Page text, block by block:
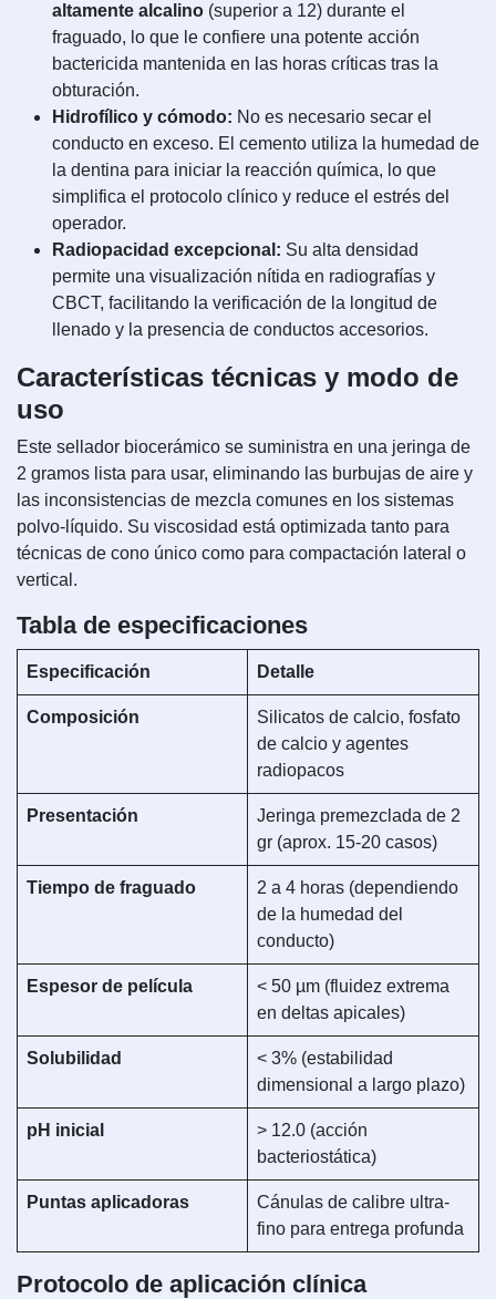
altamente alcalino (superior a 12) durante el
fraguado, lo que le confiere una potente acción
bactericida mantenida en las horas críticas tras la
obturación.
Hidrofílico y cómodo: No es necesario secar el
conducto en exceso. El cemento utiliza la humedad de
la dentina para iniciar la reacción química, lo que
simplifica el protocolo clínico y reduce el estrés del
operador.
Radiopacidad excepcional: Su alta densidad
permite una visualización nítida en radiografías y
CBCT, facilitando la verificación de la longitud de
llenado y la presencia de conductos accesorios.
Características técnicas y modo de
uso
Este sellador biocerámico se suministra en una jeringa de
2 gramos lista para usar, eliminando las burbujas de aire y
las inconsistencias de mezcla comunes en los sistemas
polvo-líquido. Su viscosidad está optimizada tanto para
técnicas de cono único como para compactación lateral o
vertical.
Tabla de especificaciones
Especificación Detalle
Composición
Silicatos de calcio, fosfato
de calcio y agentes
radiopacos
Presentación
Jeringa premezclada de 2
gr (aprox. 15-20 casos)
Tiempo de fraguado
2 a 4 horas (dependiendo
de la humedad del
conducto)
Espesor de película
< 50 µm (fluidez extrema
en deltas apicales)
Solubilidad
< 3% (estabilidad
dimensional a largo plazo)
pH inicial
> 12.0 (acción
bacteriostática)
Puntas aplicadoras
Cánulas de calibre ultra-
fino para entrega profunda
Protocolo de aplicación clínica